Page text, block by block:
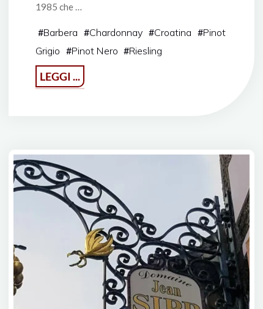
1985 che …
#Barbera #Chardonnay #Croatina #Pinot
Grigio #Pinot Nero #Riesling
LEGGI ...
giovani
talenti
crescono"